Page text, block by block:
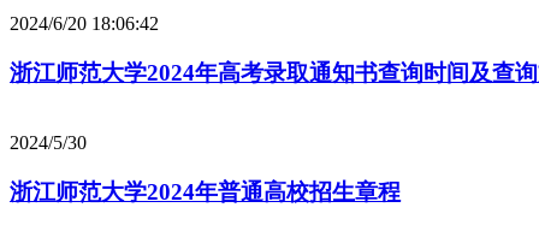
2024/6/20 18:06:42
浙江师范大学2024年高考录取通知书查询时间及查
2024/5/30
浙江师范大学2024年普通高校招生章程